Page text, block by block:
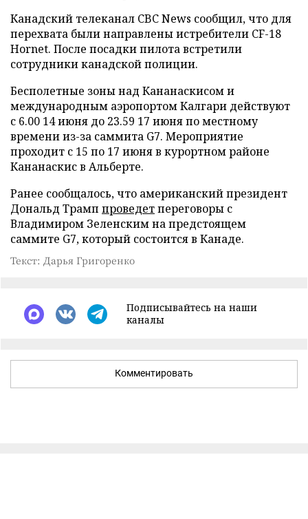
Канадский телеканал CBC News сообщил, что для
перехвата были направлены истребители CF-18
Hornet. После посадки пилота встретили
сотрудники канадской полиции.
Бесполетные зоны над Кананаскисом и
международным аэропортом Калгари действуют
с 6.00 14 июня до 23.59 17 июня по местному
времени из-за саммита G7. Мероприятие
проходит с 15 по 17 июня в курортном районе
Кананаскис в Альберте.
Ранее сообщалось, что американский президент
Дональд Трамп проведетпереговоры с
Владимиром Зеленским на предстоящем
саммите G7, который состоится в Канаде.
Текст: Дарья Григоренко
Подписывайтесь на наши
каналы
Комментировать